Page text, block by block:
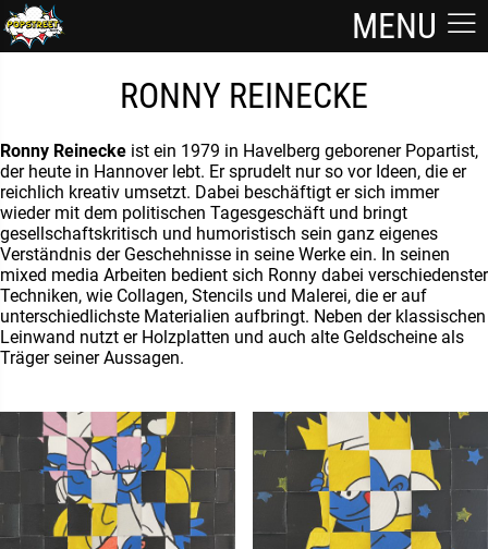
MENU
RONNY REINECKE
Ronny Reinecke ist ein 1979 in Havelberg geborener Popartist,
der heute in Hannover lebt. Er sprudelt nur so vor Ideen, die er
reichlich kreativ umsetzt. Dabei beschäftigt er sich immer
wieder mit dem politischen Tagesgeschäft und bringt
gesellschaftskritisch und humoristisch sein ganz eigenes
Verständnis der Geschehnisse in seine Werke ein. In seinen
mixed media Arbeiten bedient sich Ronny dabei verschiedenster
Techniken, wie Collagen, Stencils und Malerei, die er auf
unterschiedlichste Materialien aufbringt. Neben der klassischen
Leinwand nutzt er Holzplatten und auch alte Geldscheine als
Träger seiner Aussagen.